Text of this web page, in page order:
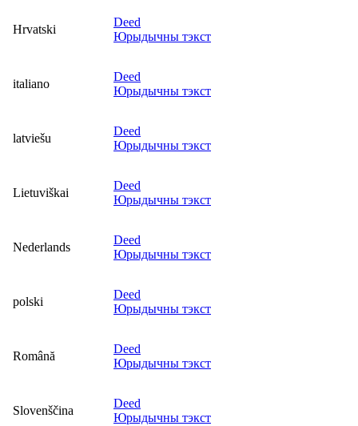
Hrvatski
Deed
Юрыдычны тэкст
italiano
Deed
Юрыдычны тэкст
latviešu
Deed
Юрыдычны тэкст
Lietuviškai
Deed
Юрыдычны тэкст
Nederlands
Deed
Юрыдычны тэкст
polski
Deed
Юрыдычны тэкст
Română
Deed
Юрыдычны тэкст
Slovenščina
Deed
Юрыдычны тэкст